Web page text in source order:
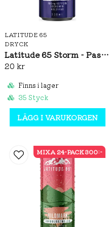
LATITUDE 65
DRYCK
Latitude 65 Storm - Passionsfrukt 330ml
20 kr
Finns i lager
35 Styck
LÄGG I VARUKORGEN
MIXA 24-PACK 300:-